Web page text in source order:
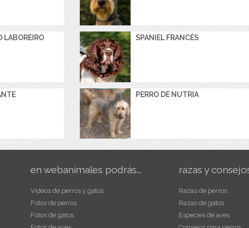
LABOREIRO SPANIEL FRANCÉS
PERRO DE NUTRIA
en webanimales podrás...
Vídeos de perros y gatos
Fotos de perros
Fotos de gatos
razas y
Razas de perros
Razas de gatos
Especies de aves